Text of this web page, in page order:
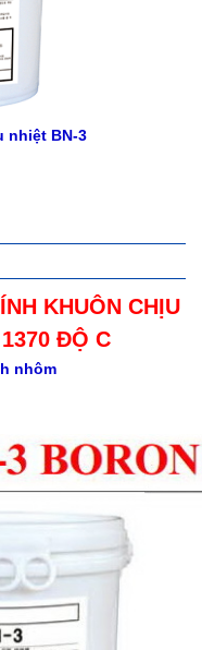
nhiệt BN-3
KHUÔN CHỊU
ĐỘ C
nhôm